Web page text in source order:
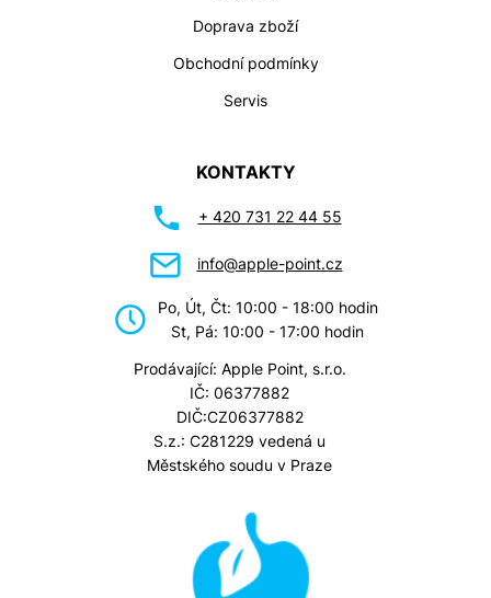
Doprava zboží
Obchodní podmínky
Servis
KONTAKTY
+ 420 731 22 44 55
info@apple-point.cz
Po, Út, Čt: 10:00 - 18:00 hodin
St, Pá: 10:00 - 17:00 hodin
Prodávající: Apple Point, s.r.o.
IČ: 06377882
DIČ:CZ06377882
S.z.: C281229 vedená u
Městského soudu v Praze